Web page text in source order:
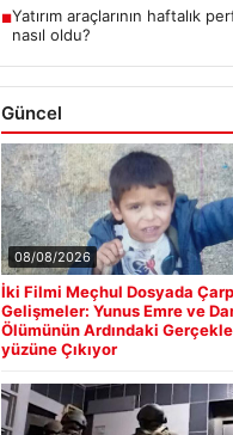
■Yatırım araçlarının haftalık
nasıl oldu?
Güncel
08/08/2026
İki Filmi Meçhul Dosyada
Gelişmeler: Yunus Emre ve
Ölümünün Ardındaki
yüzüne Çıkıyor